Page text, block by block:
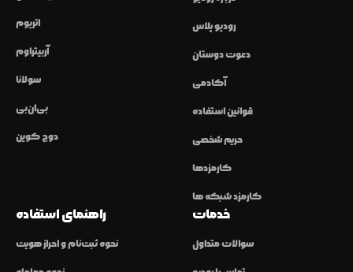
اتریوم
آربیتراوم
سولانا
بی‌ان‌بی
دوج کوین
رودیو پلاس
دعوت دوستان
آکادمی
قوانین استفاده
حریم شخصی
کارمزدها
کارمزد شبکه ها
راهنمای استفاده
نحوه ثبت‌نام و احراز هویت
خدمات
سوالات متداول